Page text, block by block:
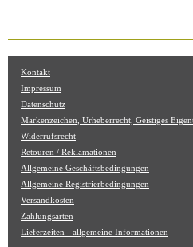
Kontakt
Impressum
Datenschutz
Markenzeichen, Urheberrecht, Geistiges
Widerrufsrecht
Retouren / Reklamationen
Allgemeine Geschäftsbedingungen
Allgemeine Registrierbedingungen
Versandkosten
Zahlungsarten
Lieferzeiten - allgemeine Informationen